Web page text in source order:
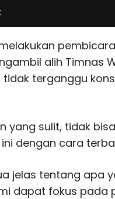
alih Timnas
terganggu
yang sulit, tidak
dengan cara
jelas tentang apa
dapat fokus pada